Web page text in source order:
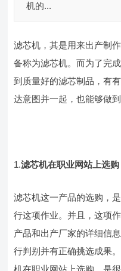
机的...
滤芯机，其是用来出产制
备称为滤芯机。而为了完
到质量好的滤芯制品，有
达意图并一起，也能够做
1.滤芯机在职业网站上选
滤芯机这一产品的选购，
行这项作业。并且，这项
产品和出产厂家的详细信
行判别并有正确挑选成果
机在职业网站上选购，是